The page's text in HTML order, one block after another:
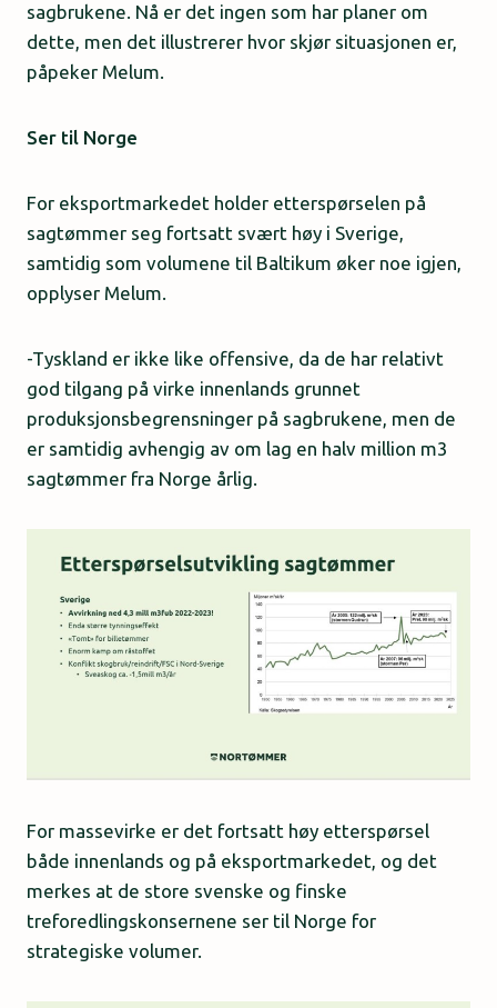
sagbrukene. Nå er det ingen som har planer om
dette, men det illustrerer hvor skjør situasjonen er,
påpeker Melum.
Ser til Norge
For eksportmarkedet holder etterspørselen på
sagtømmer seg fortsatt svært høy i Sverige,
samtidig som volumene til Baltikum øker noe igjen,
opplyser Melum.
-Tyskland er ikke like offensive, da de har relativt
god tilgang på virke innenlands grunnet
produksjonsbegrensninger på sagbrukene, men de
er samtidig avhengig av om lag en halv million m3
sagtømmer fra Norge årlig.
For massevirke er det fortsatt høy etterspørsel
både innenlands og på eksportmarkedet, og det
merkes at de store svenske og finske
treforedlingskonsernene ser til Norge for
strategiske volumer.